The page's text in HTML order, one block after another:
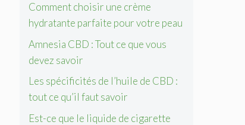
Comment choisir une crème
hydratante parfaite pour votre peau
Amnesia CBD : Tout ce que vous
devez savoir
Les spécificités de l’huile de CBD :
tout ce qu’il faut savoir
Est-ce que le liquide de cigarette